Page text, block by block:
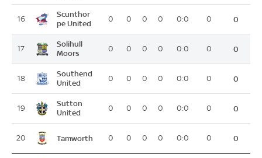
16
Scunthor
pe United
0 0 0 0 0:0 0 0
17
Solihull
Moors
0 0 0 0 0:0 0 0
18
Southend
United
0 0 0 0 0:0 0 0
19
Sutton
United
0 0 0 0 0:0 0 0
20 Tamworth 0 0 0 0 0:0 0 0